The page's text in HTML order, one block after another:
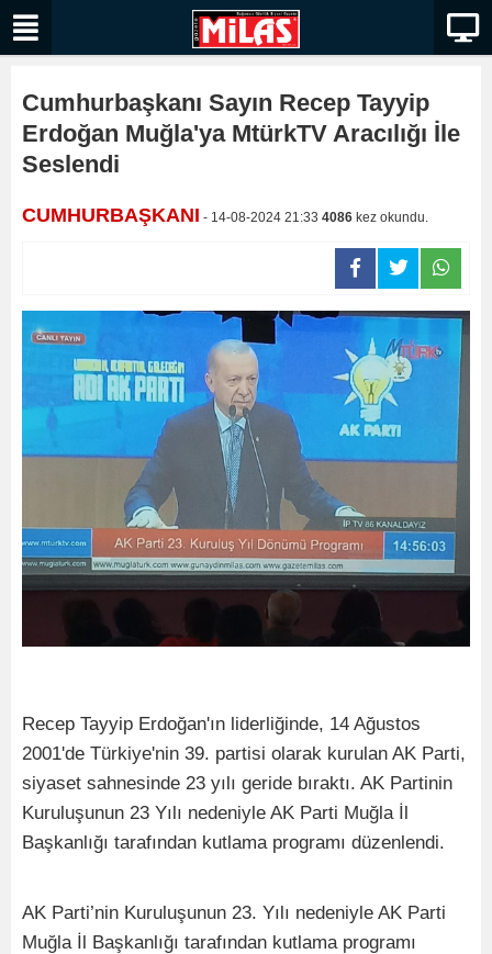
Cumhurbaşkanı Sayın Recep Tayyip
Erdoğan Muğla'ya MtürkTV Aracılığı İle
Seslendi
CUMHURBAŞKANI - 14-08-2024 21:33 4086 kez okundu.
Recep Tayyip Erdoğan'ın liderliğinde, 14 Ağustos
2001'de Türkiye'nin 39. partisi olarak kurulan AK Parti,
siyaset sahnesinde 23 yılı geride bıraktı. AK Partinin
Kuruluşunun 23 Yılı nedeniyle AK Parti Muğla İl
Başkanlığı tarafından kutlama programı düzenlendi.
AK Parti’nin Kuruluşunun 23. Yılı nedeniyle AK Parti
Muğla İl Başkanlığı tarafından kutlama programı